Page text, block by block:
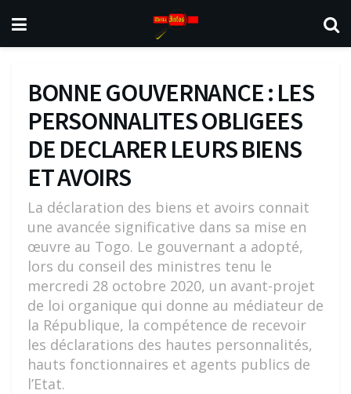
BONNE GOUVERNANCE : LES
PERSONNALITES OBLIGEES
DE DECLARER LEURS BIENS
ET AVOIRS
La déclaration des biens et avoirs connait
une avancée significative dans sa mise en
œuvre au Togo. Le gouvernant a adopté,
lors du conseil des ministres tenu le
mercredi 28 octobre 2020, un avant-projet
de loi organique qui donne au médiateur de
la République, la compétence de recevoir
les déclarations des hautes personnalités,
hauts fonctionnaires et agents publics de
l’Etat.